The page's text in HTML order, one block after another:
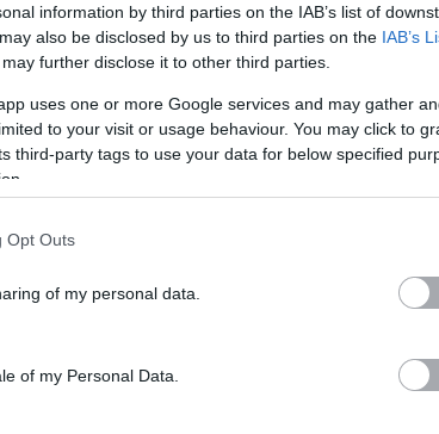
information by third parties on the IAB’s list of
also be disclosed by us to third parties on the IAB’s
further disclose it to other third parties.
uses one or more Google services and may gather
to your visit or usage behaviour. You may click to
third-party tags to use your data for below specified
Opt Outs
of my personal data.
of my Personal Data.